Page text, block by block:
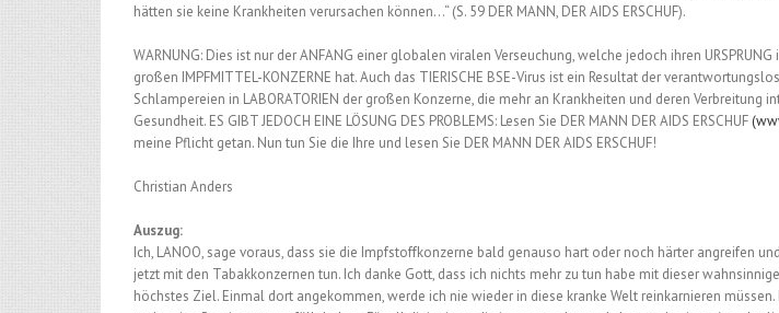
hätten sie keine Krankheiten verursachen können…“ (S. 59 DER MANN, DER AIDS ERSCHUF).
WARNUNG: Dies ist nur der ANFANG einer globalen viralen Verseuchung, welche jedoch ihren
großen IMPFMITTEL-KONZERNE hat. Auch das TIERISCHE BSE-Virus ist ein Resultat der
Schlampereien in LABORATORIEN der großen Konzerne, die mehr an Krankheiten und deren Verbreitung
Gesundheit. ES GIBT JEDOCH EINE LÖSUNG DES PROBLEMS: Lesen Sie DER MANN DER AIDS ERSCHUF
meine Pflicht getan. Nun tun Sie die Ihre und lesen Sie DER MANN DER AIDS ERSCHUF!
Christian Anders
Auszug:
Ich, LANOO, sage voraus, dass sie die Impfstoffkonzerne bald genauso hart oder noch härter angreifen
jetzt mit den Tabakkonzernen tun. Ich danke Gott, dass ich nichts mehr zu tun habe mit dieser
höchstes Ziel. Einmal dort angekommen, werde ich nie wieder in diese kranke Welt reinkarnieren